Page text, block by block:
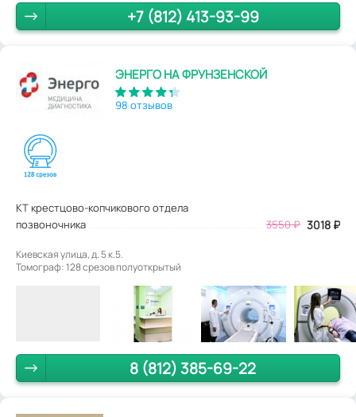
+7 (812) 413-93-99
ЭНЕРГО НА ФРУНЗЕНСКОЙ
98 отзывов
КТ крестцово-копчикового отдела
позвоночника
3550₽ 3018 ₽
Киевская улица, д. 5 к.5.
Томограф: 128 срезов полуоткрытый
8 (812) 385-69-22